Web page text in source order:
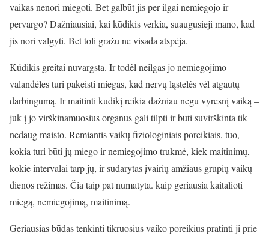
vaikas nenori miegoti. Bet galbūt jis per ilgai nemiegojo ir
pervargo? Dažniausiai, kai kūdikis verkia, suaugusieji mano, kad
jis nori valgyti. Bet toli gražu ne visada atspėja.
Kúdikis greitai nuvargsta. Ir todėl neilgas jo nemiegojimo
valandėles turi pakeisti miegas, kad nervų ląstelės vėl atgautų
darbingumą. Ir maitinti kūdikį reikia dažniau negu vyresnį vaiką –
juk į jo virškinamuosius organus gali tilpti ir būti suvirškinta tik
nedaug maisto. Remiantis vaikų fiziologiniais poreikiais, tuo,
kokia turi būti jų miego ir nemiegojimo trukmė, kiek maitinimų,
kokie intervalai tarp jų, ir sudarytas įvairių amžiaus grupių vaikų
dienos režimas. Čia taip pat numatyta. kaip geriausia kaitalioti
miegą, nemiegojimą, maitinimą.
Geriausias būdas tenkinti tikruosius vaiko poreikius pratinti ji prie